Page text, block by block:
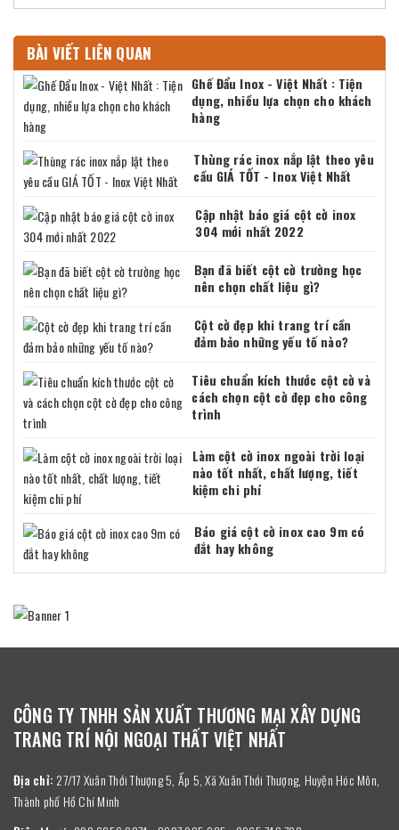
BÀI VIẾT LIÊN QUAN
Ghế Đẩu Inox - Việt Nhất : Tiện
dụng, nhiều lựa chọn cho khách
hàng
Thùng rác inox nắp lật theo yêu
cầu GIÁ TỐT - Inox Việt Nhất
Cập nhật báo giá cột cờ inox
304 mới nhất 2022
Bạn đã biết cột cờ trường học
nên chọn chất liệu gì?
Cột cờ đẹp khi trang trí cần
đảm bảo những yếu tố nào?
Tiêu chuẩn kích thước cột cờ và
cách chọn cột cờ đẹp cho công
trình
Làm cột cờ inox ngoài trời loại
nào tốt nhất, chất lượng, tiết
kiệm chi phí
Báo giá cột cờ inox cao 9m có
đắt hay không
CÔNG TY TNHH SẢN XUẤT THƯƠNG MẠI XÂY DỰNG
TRANG TRÍ NỘI NGOẠI THẤT VIỆT NHẤT
Địa chỉ: 27/17 Xuân Thới Thượng 5, Ấp 5, Xã Xuân Thới Thượng, Huyện Hóc Môn,
Thành phố Hồ Chí Minh